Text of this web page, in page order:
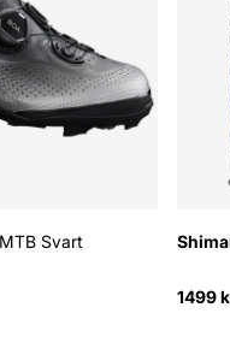
Svart
1499